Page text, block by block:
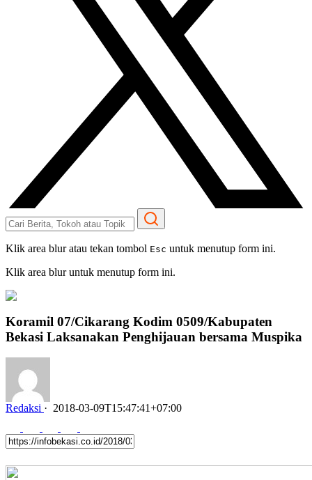
Klik area blur atau tekan tombol Esc untuk menutup form ini.
Klik area blur untuk menutup form ini.
Koramil 07/Cikarang Kodim 0509/Kabupaten
Bekasi Laksanakan Penghijauan bersama Muspika
Redaksi · 2018-03-09T15:47:41+07:00